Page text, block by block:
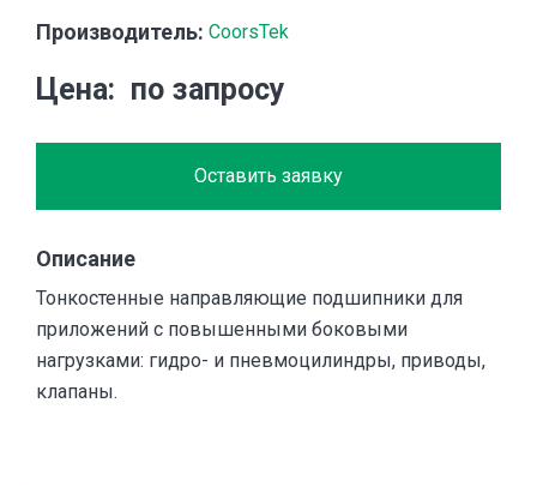
Производитель: CoorsTek
Цена по запросу
Оставить заявку
Описание
Тонкостенные направляющие подшипники для
приложений с повышенными боковыми
нагрузками: гидро- и пневмоцилиндры, приводы,
клапаны.